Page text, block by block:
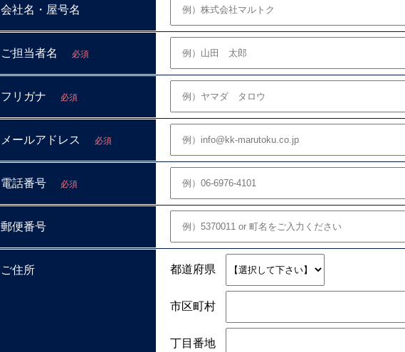
会社名・屋号名
ご担当者名 必須
フリガナ 必須
メールアドレス 必須
電話番号 必須
郵便番号
ご住所 都道府県
市区町村
丁目番地